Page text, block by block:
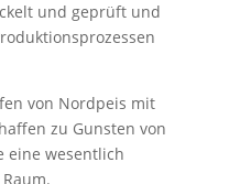
und geprüft und
von Nordpeis mit
zu Gunsten von
eine wesentlich